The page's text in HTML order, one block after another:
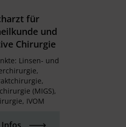
für
und
Chirurgie
Linsen- und
(MIGS),
IVOM